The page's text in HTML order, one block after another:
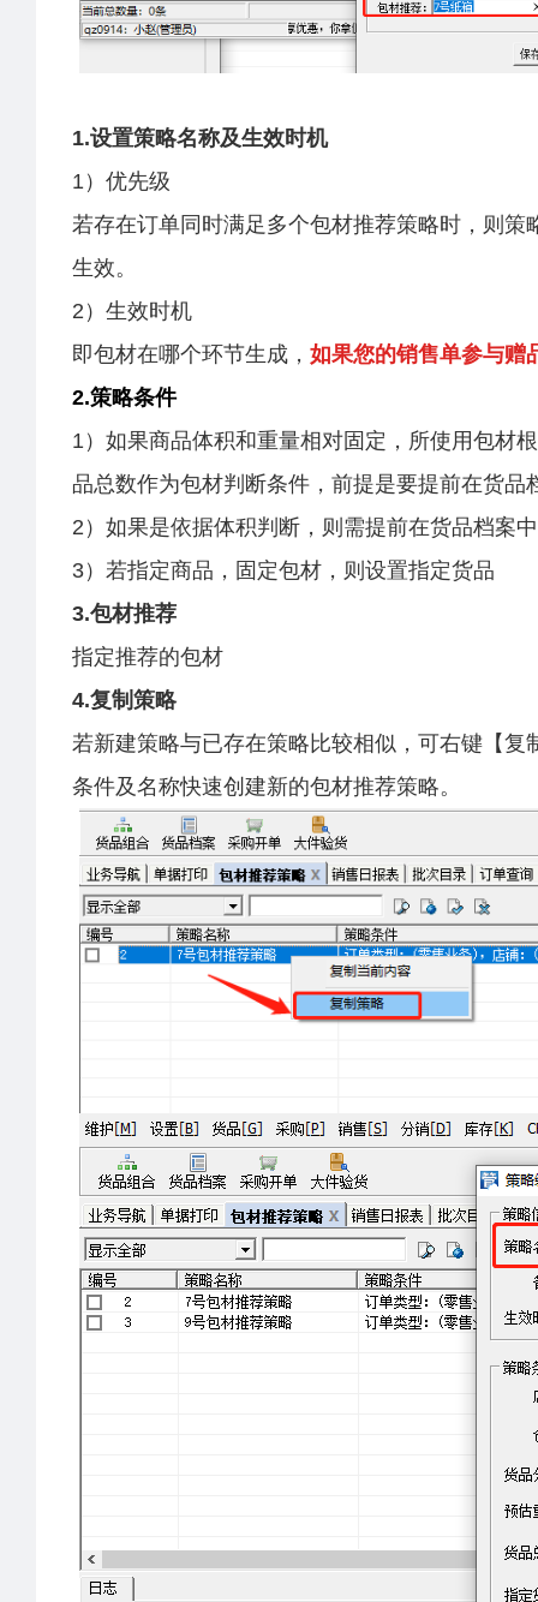
1.设置策略名称及生效时机
1）优先级
若存在订单同时满足多个包材推荐策略时，则
生效。
2）生效时机
即包材在哪个环节生成， 如果您的销售单参与赠
2.策略条件
1）如果商品体积和重量相对固定，所使用包材
品总数作为包材判断条件，前提是要提前在货品
2）如果是依据体积判断，则需提前在货品档案
3）若指定商品，固定包材，则设置指定货品
3.包材推荐
指定推荐的包材
4.复制策略
若新建策略与已存在策略比较相似，可右键【
条件及名称快速创建新的包材推荐策略。